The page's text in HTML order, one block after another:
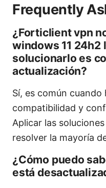
Frequently
¿Forticlient vpn
windows 11 24h2
solucionarlo es
actualización?
Sí, es común cuando
compatibilidad y
Aplicar las
resolver la mayoría
¿Cómo puedo
está